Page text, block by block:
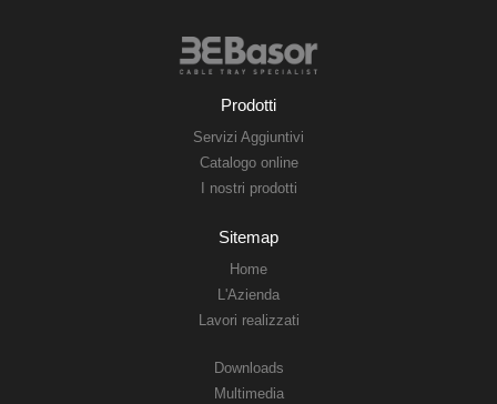
Prodotti
Servizi Aggiuntivi
Catalogo online
I nostri prodotti
Sitemap
Home
L'Azienda
Lavori realizzati
Downloads
Multimedia